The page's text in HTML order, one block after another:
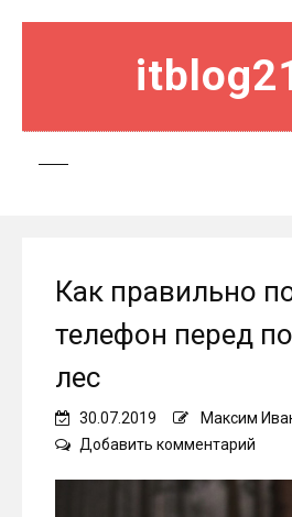
Как правильно
телефон перед
лес
30.07.2019 Максим
Добавить комментарий